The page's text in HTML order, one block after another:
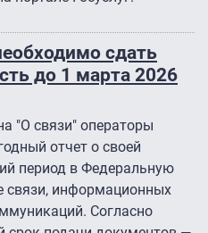
сдать
до 1 марта 2026
"О связи" операторы
отчет о своей
период в Федеральную
связи, информационных
Согласно